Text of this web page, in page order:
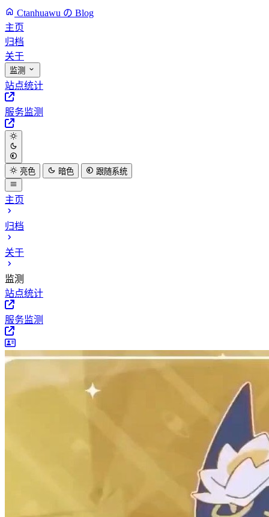
Ctanhuawu の Blog
主页
归档
关于
监测
站点统计
服务监测
亮色 暗色 跟随系统
主页
归档
关于
监测
站点统计
服务监测